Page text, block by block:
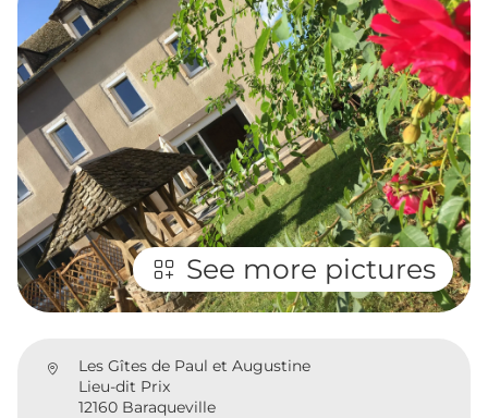
See more pictures
Les Gîtes de Paul et Augustine
Lieu-dit Prix
12160 Baraqueville